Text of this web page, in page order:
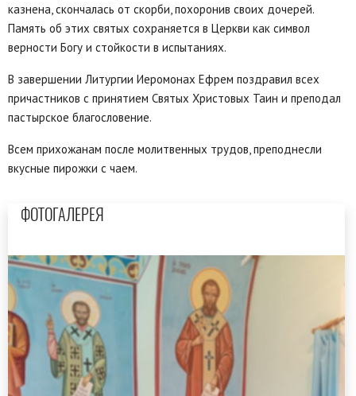
казнена, скончалась от скорби, похоронив своих дочерей.
Память об этих святых сохраняется в Церкви как символ
верности Богу и стойкости в испытаниях.
В завершении Литургии Иеромонах Ефрем поздравил всех
причастников с принятием Святых Христовых Таин и преподал
пастырское благословение.
Всем прихожанам после молитвенных трудов, преподнесли
вкусные пирожки с чаем.
ФОТОГАЛЕРЕЯ